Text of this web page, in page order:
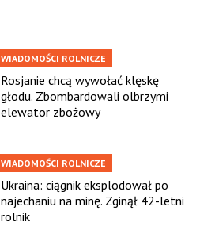
WIADOMOŚCI ROLNICZE
Rosjanie chcą wywołać klęskę
głodu. Zbombardowali olbrzymi
elewator zbożowy
WIADOMOŚCI ROLNICZE
Ukraina: ciągnik eksplodował po
najechaniu na minę. Zginął 42-letni
rolnik